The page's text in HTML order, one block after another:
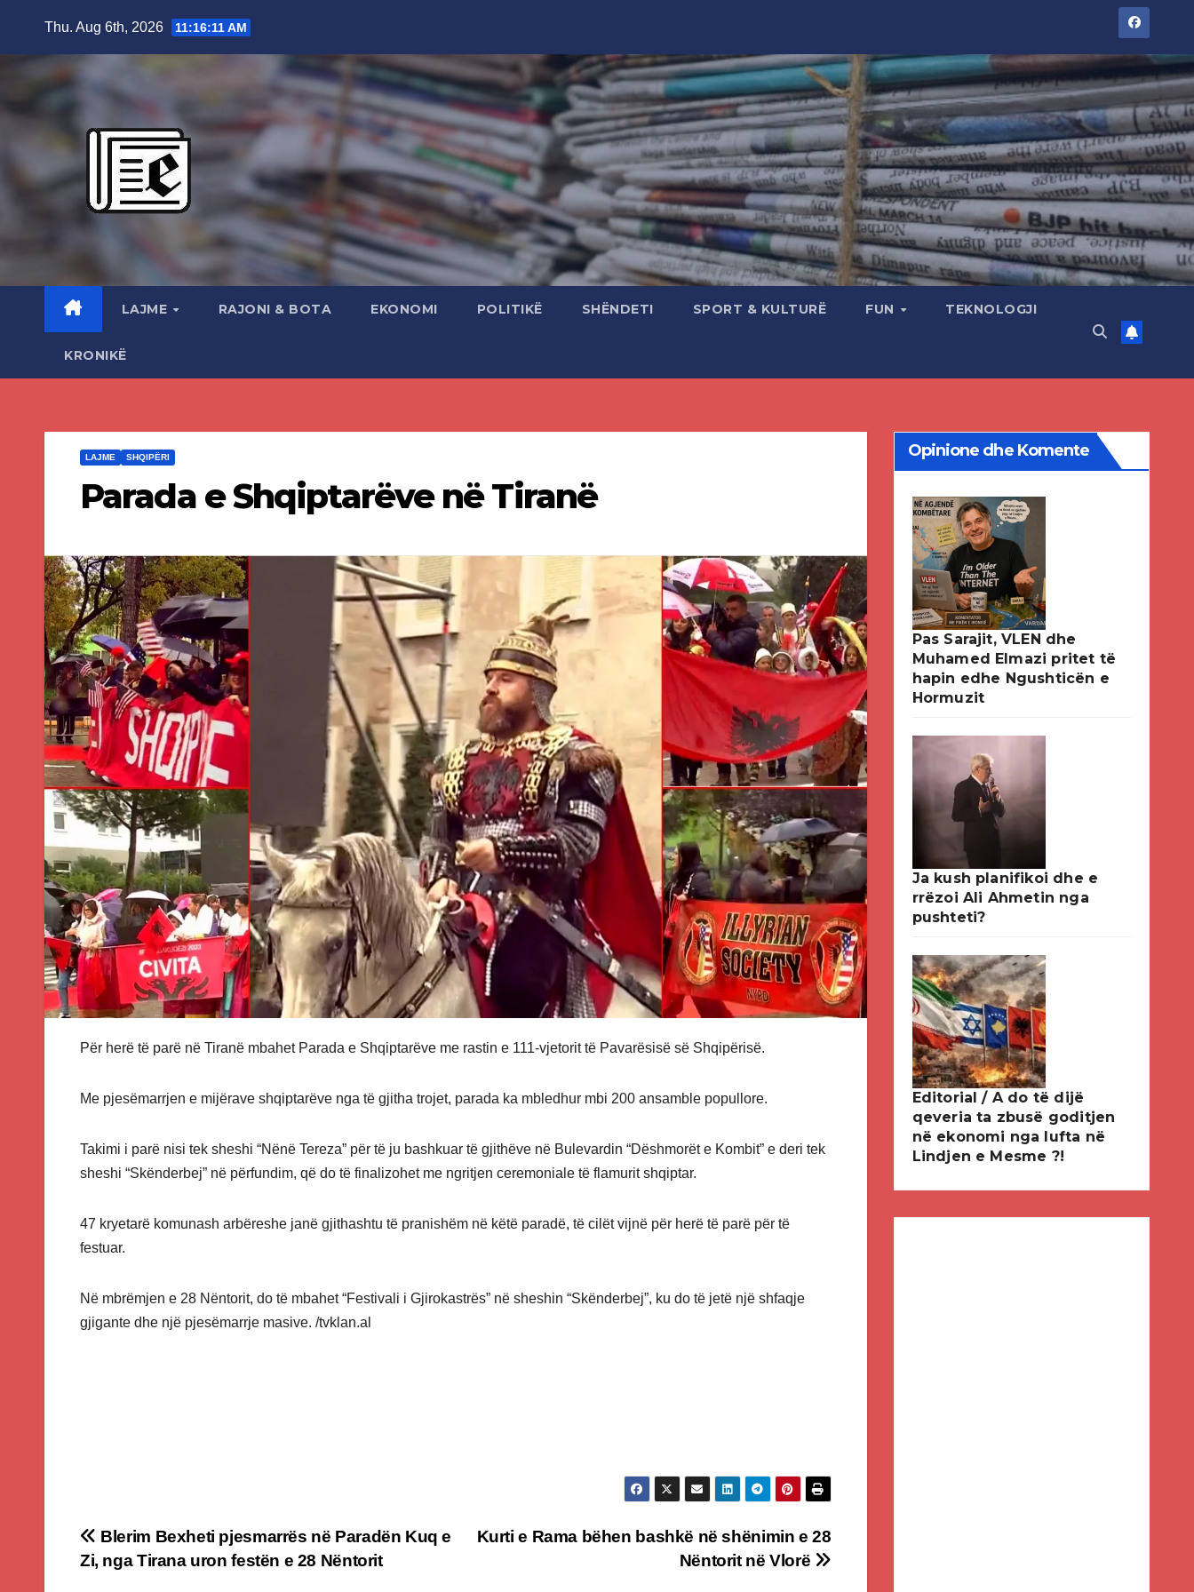
Thu. Aug 6th, 2026 11:16:12 AM
LAJME RAJONI & BOTA EKONOMI POLITIKË SHËNDETI SPORT & KULTURË FUN TEKNOLOGJI
KRONIKË
LAJME SHQIPËRI
Parada e Shqiptarëve në Tiranë
Për herë të parë në Tiranë mbahet Parada e Shqiptarëve me rastin e 111-vjetorit të Pavarësisë së Shqipërisë.
Me pjesëmarrjen e mijërave shqiptarëve nga të gjitha trojet, parada ka mbledhur mbi 200 ansamble popullore.
Takimi i parë nisi tek sheshi “Nënë Tereza” për të ju bashkuar të gjithëve në Bulevardin “Dëshmorët e Kombit” e deri tek
sheshi “Skënderbej” në përfundim, që do të finalizohet me ngritjen ceremoniale të flamurit shqiptar.
47 kryetarë komunash arbëreshe janë gjithashtu të pranishëm në këtë paradë, të cilët vijnë për herë të parë për të
festuar.
Në mbrëmjen e 28 Nëntorit, do të mbahet “Festivali i Gjirokastrës” në sheshin “Skënderbej”, ku do të jetë një shfaqje
gjigante dhe një pjesëmarrje masive. /tvklan.al
Post
navigation
Kurti e Rama bëhen bashkë në shënimin e 28
Nëntorit në Vlorë
Blerim Bexheti pjesmarrës në Paradën Kuq e
Zi, nga Tirana uron festën e 28 Nëntorit
Opinione dhe Komente
Pas Sarajit, VLEN dhe
Muhamed Elmazi pritet të
hapin edhe Ngushticën e
Hormuzit
Ja kush planifikoi dhe e
rrëzoi Ali Ahmetin nga
pushteti?
Editorial / A do të dijë
qeveria ta zbusë goditjen
në ekonomi nga lufta në
Lindjen e Mesme ?!